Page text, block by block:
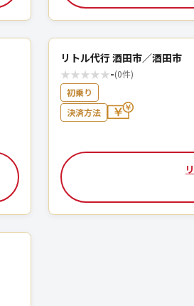
リトル代行 酒田市／酒田市
★★★★★-(0件)
初乗り
決済方法